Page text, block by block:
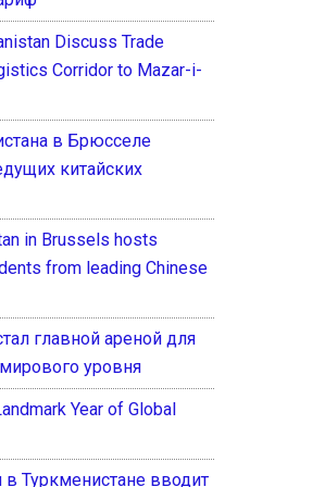
Discuss Trade
Corridor to Mazar-i-
в Брюсселе
китайских
in Brussels hosts
from leading Chinese
главной ареной для
уровня
Year of Global
Туркменистане вводит